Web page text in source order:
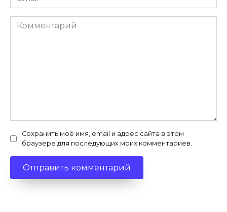
*
Комментарий
Сохранить моё имя, email и адрес сайта в этом
браузере для последующих моих комментариев.